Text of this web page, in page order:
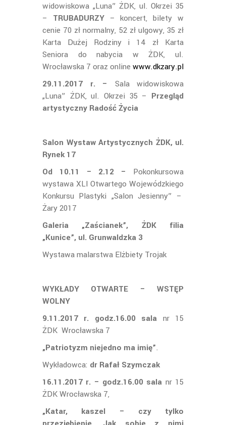
widowiskowa „Luna” ŻDK, ul. Okrzei 35
– TRUBADURZY – koncert, bilety w
cenie 70 zł normalny, 52 zł ulgowy, 35 zł
Karta Dużej Rodziny i 14 zł Karta
Seniora do nabycia w ŻDK, ul.
Wrocławska 7 oraz online www.dkzary.pl
29.11.2017 r. – Sala widowiskowa
„Luna” ŻDK, ul. Okrzei 35 – Przegląd
artystyczny Radość Życia
Salon Wystaw Artystycznych ŻDK, ul.
Rynek 17
Od 10.11 – 2.12 – Pokonkursowa
wystawa XLI Otwartego Wojewódzkiego
Konkursu Plastyki „Salon Jesienny” –
Żary 2017
Galeria „Zaścianek”, ŻDK filia
„Kunice”, ul. Grunwaldzka 3
Wystawa malarstwa Elżbiety Trojak
WYKŁADY OTWARTE – WSTĘP
WOLNY
9.11.2017 r. godz.16.00 sala nr 15
ŻDK Wrocławska 7
„Patriotyzm niejedno ma imię”.
Wykładowca: dr Rafał Szymczak
16.11.2017 r. – godz.16.00 sala nr 15
ŻDK Wrocławska 7,
„Katar, kaszel – czy tylko